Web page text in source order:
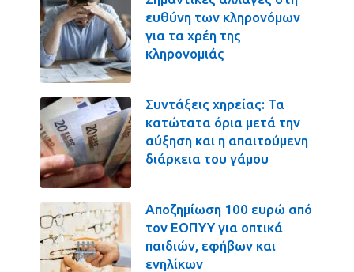
ευθύνη των κληρονόμων
για τα χρέη της
κληρονομιάς
Συντάξεις χηρείας: Τα
κατώτατα όρια μετά την
αύξηση και η απαιτούμενη
διάρκεια του γάμου
Αποζημίωση 100 ευρώ από
τον ΕΟΠΥΥ για οπτικά
παιδιών, εφήβων και
ενηλίκων